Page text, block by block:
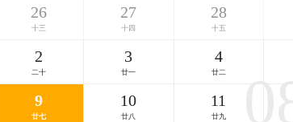
26
中伏
27
十四
28
十五
2
中伏
3
廿一
4
廿二
9
中伏
10
廿八
11
廿九